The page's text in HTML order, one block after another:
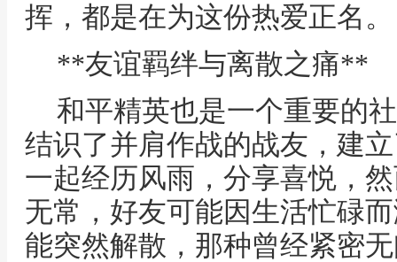
挥，都是在为这份热爱正名。
**友谊羁绊与离散之痛**
和平精英也是一个重要的
结识了并肩作战的战友，建
一起经历风雨，分享喜悦，
无常，好友可能因生活忙碌
能突然解散，那种曾经紧密